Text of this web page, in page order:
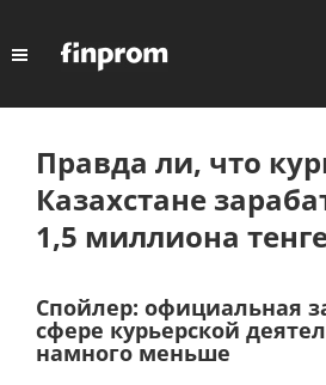
Правда ли, что
Казахстане
1,5 миллиона
Спойлер: официальная
сфере курьерской
намного меньше